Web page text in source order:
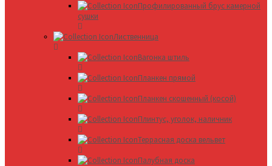
Профилированный брус камерной
сушки
Лиственница
Вагонка штиль
Планкен прямой
Планкен скошенный (косой)
Плинтус, уголок, наличник
Террасная доска вельвет
Палубная доска